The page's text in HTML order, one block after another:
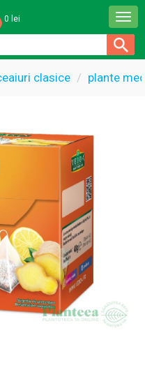
0 lei
clasice plante